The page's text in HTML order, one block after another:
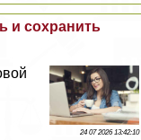
и сохранить
24 07 2026 13:42:10